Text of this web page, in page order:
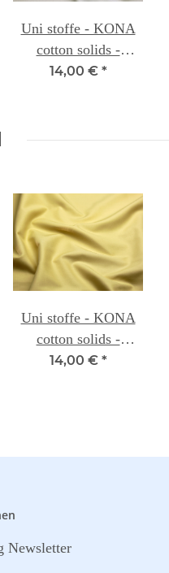
Uni stoffe - KONA
cotton solids -
SHADOW 144
14,00 € *
Uni stoffe - KONA
cotton solids -
MUSTARD 009
14,00 € *
Newsletter